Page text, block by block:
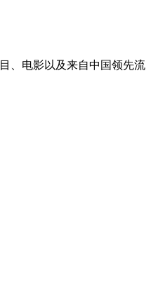
、电影以及来自中国领先流